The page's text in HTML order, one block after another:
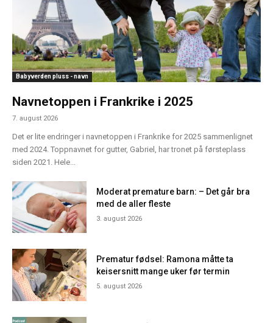
Babyverden pluss - navn
Navnetoppen i Frankrike i 2025
7. august 2026
Det er lite endringer i navnetoppen i Frankrike for 2025 sammenlignet
med 2024. Toppnavnet for gutter, Gabriel, har tronet på førsteplass
siden 2021. Hele...
Moderat premature barn: – Det går bra
med de aller fleste
3. august 2026
Prematur fødsel: Ramona måtte ta
keisersnitt mange uker før termin
5. august 2026